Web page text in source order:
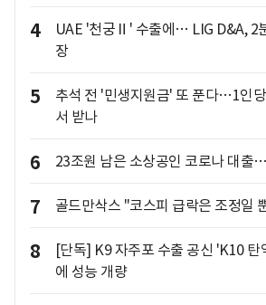
4
UAE '천궁Ⅱ' 수출에… LIG D&A, 2
장
5
추석 전 '민생지원금' 또 푼다…1인
서 받나
6 23조원 남은 소상공인 코로나 대출
7 골드만삭스 "코스피 급락은 조정일
8
[단독] K9 자주포 수출 공신 'K10 탄
에 성능 개량